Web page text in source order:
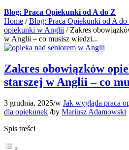
Blog: Praca Opiekunki od A do Z
Home / Blog: Praca Opiekunki od A do
opiekunki w Anglii / Zakres
w Anglii – co musisz wiedzi...
Zakres obowiązków
starszej w Anglii – co
3 grudnia, 2025/w Jak wygląda praca
dla opiekunek /by Mariusz Adamowski
Spis treści